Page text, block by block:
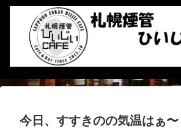
今日、すすきのの気温はぁ〜